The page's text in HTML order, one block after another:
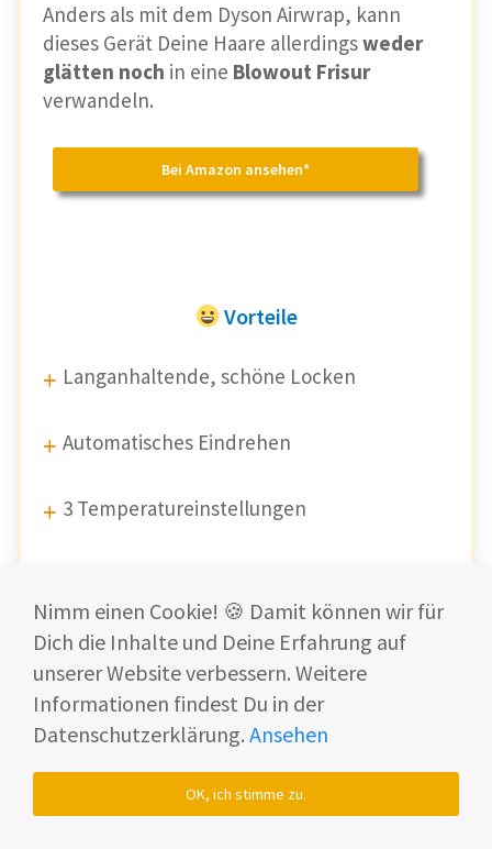
Anders als mit dem Dyson Airwrap, kann
dieses Gerät Deine Haare allerdingsweder
glätten noch in eine Blowout Frisur
verwandeln.
Bei Amazon ansehen*
Vorteile
Langanhaltende, schöne Locken
Automatisches Eindrehen
3 Temperatureinstellungen
Lockenrichtungen: rechts, links,
abwechselnd
Einfache Handhabung
Langes Kabel (2 Meter)
Nachteile
Etwas Übung erforderlich
Nimm einen Cookie! 🍪 Damit können wir für
Dich die Inhalte und Deine Erfahrung auf
unserer Website verbessern. Weitere
Informationen findest Du in der
Datenschutzerklärung. Ansehen
OK, ich stimme zu.